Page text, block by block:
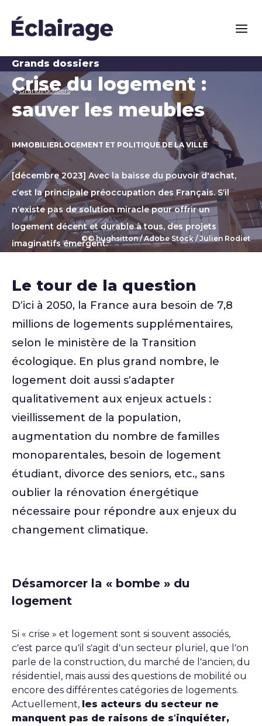
Grands dossiers
©© hughsitton / Adobe Stock / Julien Rodiet
Grands dossiers
Crise du logement :
sauver les meubles
IMMOBILIERLOGEMENT ET POLITIQUE DE LA VILLE
[décembre 2023] Avec la baisse du pouvoir d'achat,
c’est la principale préoccupation des Français. S’il
n’existe pas de solution miracle pour offrir un
logement décent et durable à tous, des projets
imaginatifs émergent.
Le tour de la question
D’ici à 2050, la France aura besoin de 7,8
millions de logements supplémentaires,
selon le ministère de la Transition
écologique. En plus grand nombre, le
logement doit aussi s’adapter
qualitativement aux enjeux actuels :
vieillissement de la population,
augmentation du nombre de familles
monoparentales, besoin de logement
étudiant, divorce des seniors, etc., sans
oublier la rénovation énergétique
nécessaire pour répondre aux enjeux du
changement climatique.
Désamorcer la « bombe » du
logement
Si « crise » et logement sont si souvent associés,
c’est parce qu’il s’agit d’un secteur pluriel, que l’on
parle de la construction, du marché de l’ancien, du
résidentiel, mais aussi des questions de mobilité ou
encore des différentes catégories de logements.
Actuellement, les acteurs du secteur ne
manquent pas de raisons de s’inquiéter,